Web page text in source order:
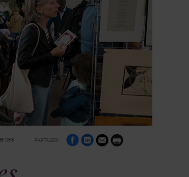
DES
PARTAGER :
sur
Facebook
sur
Linkedin
par
e-
mail
Imprimer